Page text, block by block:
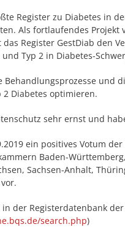
Register zu Diabetes in
Als fortlaufendes
Register GestDiab den
Typ 2 in Diabetes-
Behandlungsprozesse und
2 Diabetes optimieren.
sehr ernst und
ein positives Votum
Baden-
Sachsen-Anhalt,
der Registerdatenbank
search.php)